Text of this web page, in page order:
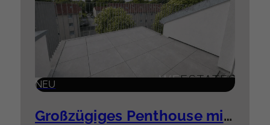
NEU
Großzügiges Penthouse mit besonderem Grundriss & hochwertiger Einbauküche plus Stellplatz